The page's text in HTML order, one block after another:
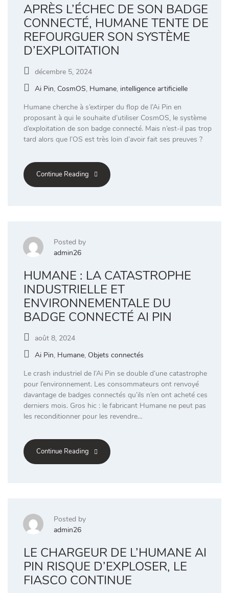
APRÈS L’ÉCHEC DE SON BADGE
CONNECTÉ, HUMANE TENTE DE
REFOURGUER SON SYSTÈME
D’EXPLOITATION
décembre 5, 2024
Ai Pin, CosmOS, Humane, intelligence artificielle
Humane cherche à s’extirper du flop de l’Ai Pin en
proposant à qui le souhaite d’utiliser CosmOS, le système
d’exploitation de son badge connecté. Mais n’est-il pas trop
tard alors que l’OS est très loin d’avoir fait ses preuves ?
Continue Reading
Posted by
admin26
HUMANE : LA CATASTROPHE
INDUSTRIELLE ET
ENVIRONNEMENTALE DU
BADGE CONNECTÉ AI PIN
août 8, 2024
Ai Pin, Humane, Objets connectés
Le crash industriel de l’Ai Pin se double d’une catastrophe
pour l’environnement. Les consommateurs ont renvoyé
davantage de badges connectés qu’ils n’en ont acheté ces
derniers mois. Gros hic : le fabricant Humane ne peut pas
les reconditionner pour les revendre…
Continue Reading
Posted by
admin26
LE CHARGEUR DE L’HUMANE AI
PIN RISQUE D’EXPLOSER, LE
FIASCO CONTINUE